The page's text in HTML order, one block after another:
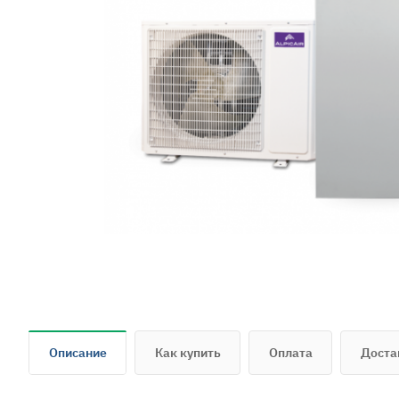
Описание Как купить Оплата